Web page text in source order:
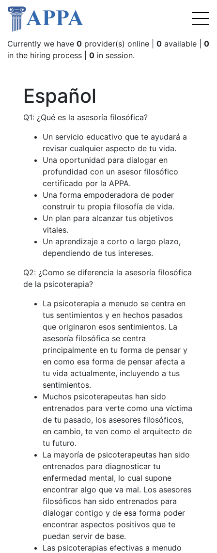
Currently we have 0 provider(s) online | 0 available | 0
in the hiring process | 0 in session.
Español
Q1: ¿Qué es la asesoría filosófica?
Un servicio educativo que te ayudará a
revisar cualquier aspecto de tu vida.
Una oportunidad para dialogar en
profundidad con un asesor filosófico
certificado por la APPA.
Una forma empoderadora de poder
construir tu propia filosofía de vida.
Un plan para alcanzar tus objetivos
vitales.
Un aprendizaje a corto o largo plazo,
dependiendo de tus intereses.
Q2: ¿Como se diferencia la asesoría filosófica
de la psicoterapia?
La psicoterapia a menudo se centra en
tus sentimientos y en hechos pasados
que originaron esos sentimientos. La
asesoría filosófica se centra
principalmente en tu forma de pensar y
en como esa forma de pensar afecta a
tu vida actualmente, incluyendo a tus
sentimientos.
Muchos psicoterapeutas han sido
entrenados para verte como una víctima
de tu pasado, los asesores filosóficos,
en cambio, te ven como el arquitecto de
tu futuro.
La mayoría de psicoterapeutas han sido
entrenados para diagnosticar tu
enfermedad mental, lo cual supone
encontrar algo que va mal. Los asesores
filosóficos han sido entrenados para
dialogar contigo y de esa forma poder
encontrar aspectos positivos que te
puedan servir de base.
Las psicoterapias efectivas a menudo